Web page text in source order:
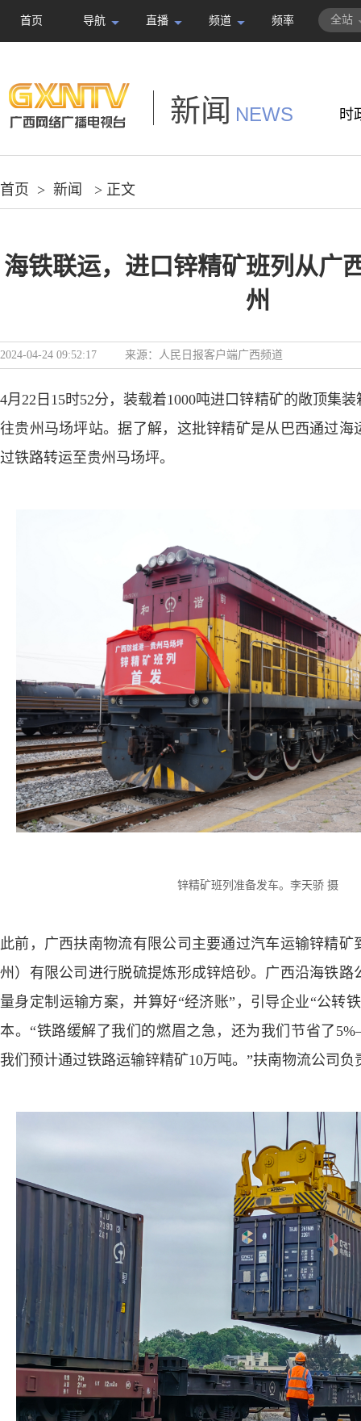
首页 导航 直播 频道 频率 全站
新闻 NEWS 时
首页 > 新闻 > 正文
海铁联运，进口锌精矿班列从广
州
2024-04-24 09:52:17 来源： 人民日报客户端广西频道
4月22日15时52分，装载着1000吨进口锌精矿的敞顶集
往贵州马场坪站。据了解，这批锌精矿是从巴西通过海
过铁路转运至贵州马场坪。
锌精矿班列准备发车。李天骄 摄
此前，广西扶南物流有限公司主要通过汽车运输锌精矿
州）有限公司进行脱硫提炼形成锌焙砂。广西沿海铁路
量身定制运输方案，并算好“经济账”，引导企业“公转
本。“铁路缓解了我们的燃眉之急，还为我们节省了
我们预计通过铁路运输锌精矿10万吨。”扶南物流公司负